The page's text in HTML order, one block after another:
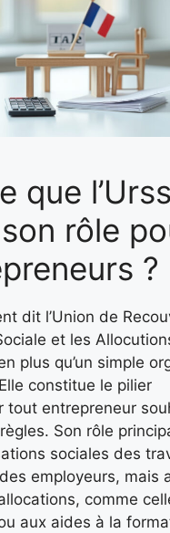
que
rôle
?
dit l’Union de
et les
plus qu’un simple
constitue le pilier
tout entrepreneur
Son rôle
sociales des
employeurs, mais
comme
aux aides à la